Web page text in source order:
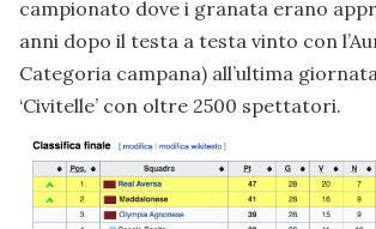
campionato dove i granata erano
anni dopo il testa a testa vinto con
Categoria campana) all’ultima
‘Civitelle’ con oltre 2500 spettatori.